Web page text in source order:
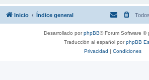
Inicio Índice general
Desarrollado porphpBB® Forum Software ©
Traducción al español porphpBB
Privacidad | Condiciones